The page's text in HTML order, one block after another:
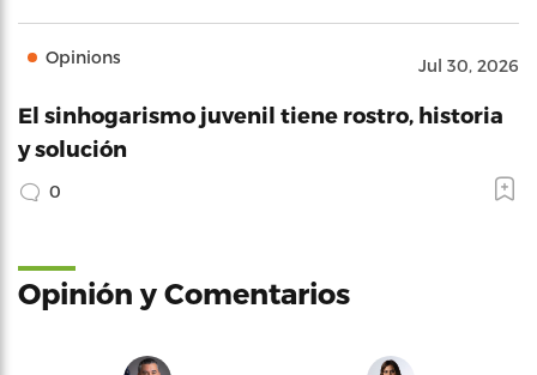
Opinions Jul 30, 2026
El sinhogarismo juvenil tiene rostro, historia
y solución
0
Opinión y Comentarios